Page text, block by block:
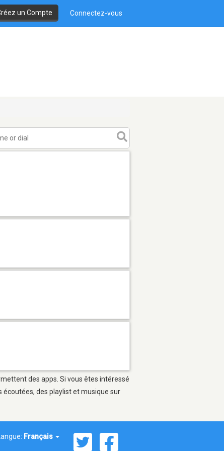
un Compte Connectez-vous
des apps. Si vous êtes intéressé
écoutées, des playlist et musique sur
Langue: Français